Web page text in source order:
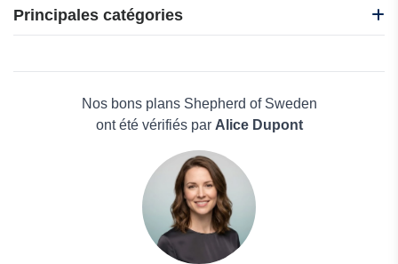
K-Swiss
Made in Paradis
Kali Shoes
Principales catégories
Maison & JardinNos bons plans Shepherd of Sweden
ont été vérifiés par Alice Dupont